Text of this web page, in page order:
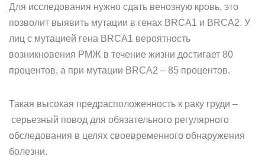
Для исследования нужно сдать венозную кровь, это
позволит выявить мутации в генах BRCA1 и BRCA2. У
лиц с мутацией гена BRCA1 вероятность
возникновения РМЖ в течение жизни достигает 80
процентов, а при мутации BRCA2 – 85 процентов.
Такая высокая предрасположенность к раку груди –
серьезный повод для обязательного регулярного
обследования в целях своевременного обнаружения
болезни.